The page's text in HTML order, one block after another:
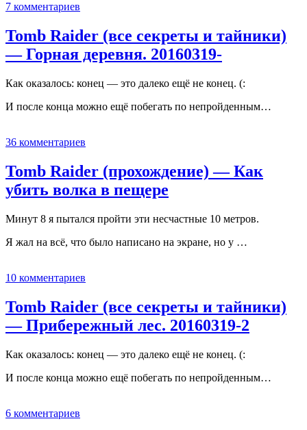
7 комментариев
Tomb Raider (все секреты и тайники)
— Горная деревня. 20160319-
Как оказалось: конец — это далеко ещё не конец. (:
И после конца можно ещё побегать по непройденным…
36 комментариев
Tomb Raider (прохождение) — Как
убить волка в пещере
Минут 8 я пытался пройти эти несчастные 10 метров.
Я жал на всё, что было написано на экране, но у …
10 комментариев
Tomb Raider (все секреты и тайники)
— Прибережный лес. 20160319-2
Как оказалось: конец — это далеко ещё не конец. (:
И после конца можно ещё побегать по непройденным…
6 комментариев